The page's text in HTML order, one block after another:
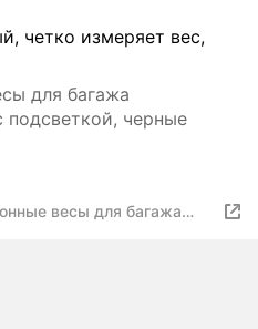
четко измеряет вес,
для багажа
подсветкой, черные
весы для багажа